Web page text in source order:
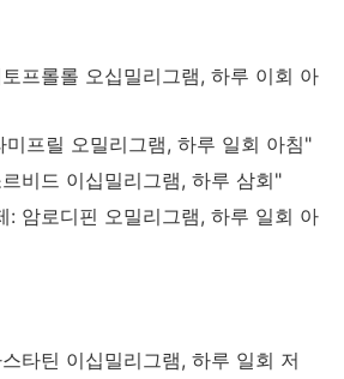
프롤롤 오십밀리그램, 하루 이회 아
미프릴 오밀리그램, 하루 일회 아침"
비드 이십밀리그램, 하루 삼회"
: 암로디핀 오밀리그램, 하루 일회 아
타틴 이십밀리그램, 하루 일회 저